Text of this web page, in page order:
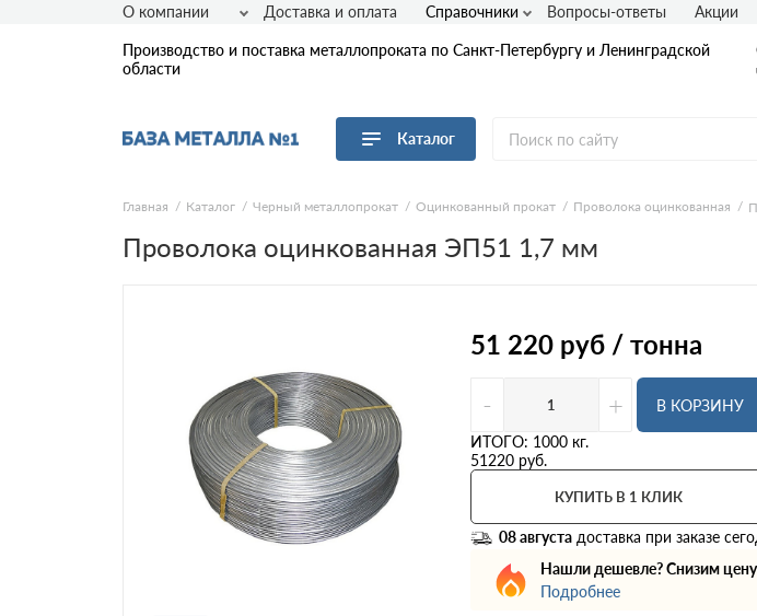
Производство и поставка металлопроката по Санкт-Петербургу и Ленинградской
области
Каталог
Перейти в каталог
Арматура
Фасонный прокат
Оцинкованный прокат
Рулонная сталь
Винтовые сваи
Профнастил
Евроштакетник
Цветной металлопрокат
Гладкая А1
A400
25Г2С
А500С
Для фундамента
Композитная арматура
10
14
16
О компании Доставка и оплата Справочники Вопросы-ответы Акции
Главная Каталог Черный металлопрокат Оцинкованный прокат Проволока оцинкованная
Проволока оцинкованная ЭП51 1,7 мм
51 220 руб / тонна
- +
В КОРЗИНУ
ИТОГО: 1000 кг.
51220 руб.
КУПИТЬ В 1 КЛИК
08 августа доставка при заказе
Нашли дешевле? Снизим
Подробнее